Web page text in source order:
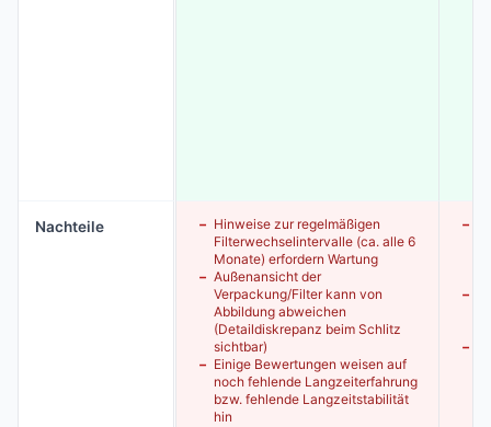
Nachteile
Hinweise zur regelmäßigen
Filterwechselintervalle (ca. alle 6
Monate) erfordern Wartung
Außenansicht der
Verpackung/Filter kann von
Abbildung abweichen
(Detaildiskrepanz beim Schlitz
sichtbar)
Einige Bewertungen weisen auf
noch fehlende Langzeiterfahrung
bzw. fehlende Langzeitstabilität
hin